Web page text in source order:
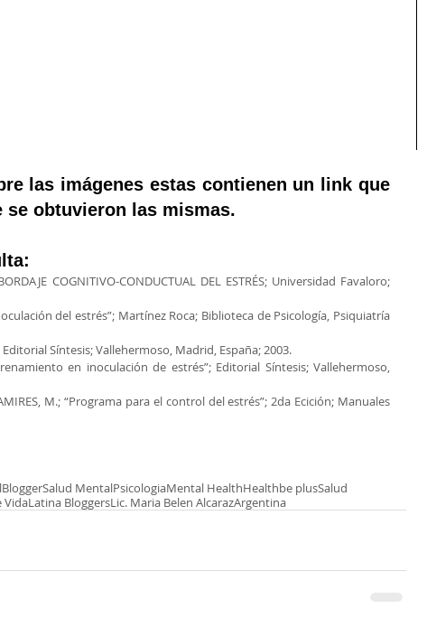
las imágenes estas contienen un link que
se obtuvieron las mismas.
COGNITIVO-CONDUCTUAL DEL ESTRÉS; Universidad Favaloro;
del estrés”; Martínez Roca; Biblioteca de Psicología, Psiquiatría
Editorial Síntesis; Vallehermoso, Madrid, España; 2003.
en inoculación de estrés”; Editorial Síntesis; Vallehermoso,
M.; “Programa para el control del estrés”; 2da Ecición; Manuales
BloggerSalud MentalPsicologiaMental HealthHealthbe plusSalud
VidaLatina BloggersLic. Maria Belen AlcarazArgentina